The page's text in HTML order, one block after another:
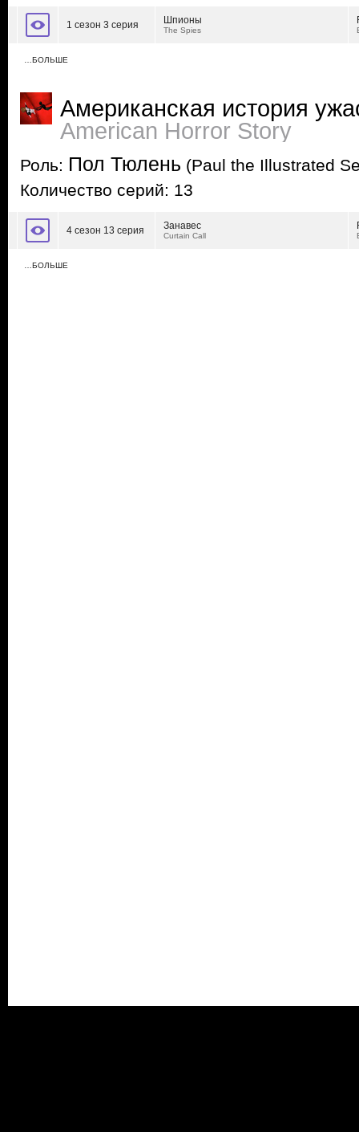
1 сезон 3 серия Шпионы
The Spies
…БОЛЬШЕ
Американская история
American Horror Story
Роль: Пол Тюлень (Paul the Illustrated
Количество серий: 13
4 сезон 13 серия Занавес
Curtain Call
…БОЛЬШЕ